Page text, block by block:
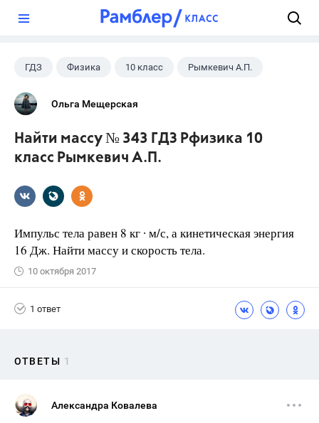
ГДЗ Физика 10 класс Рымкевич А.П.
Ольга Мещерская
Найти массу № 343 ГДЗ Рфизика 10
класс Рымкевич А.П.
Импульс тела равен 8 кг ∙ м/с, а кинетическая энергия
16 Дж. Найти массу и скорость тела.
10 октября 2017
1 ответ
ОТВЕТЫ 1
Александра Ковалева